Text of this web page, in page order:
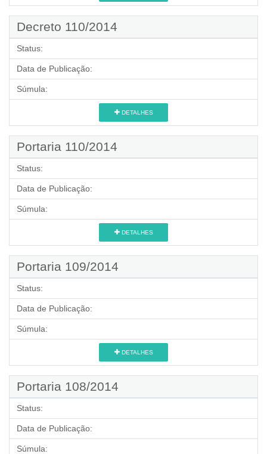
Decreto 110/2014
Status:
Data de Publicação:
Súmula:
DETALHES
Portaria 110/2014
Status:
Data de Publicação:
Súmula:
DETALHES
Portaria 109/2014
Status:
Data de Publicação:
Súmula:
DETALHES
Portaria 108/2014
Status:
Data de Publicação:
Súmula: